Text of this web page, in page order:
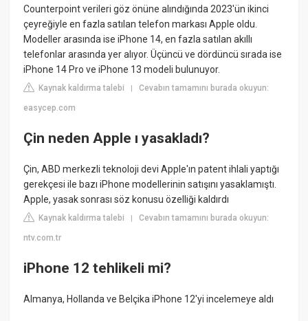
Counterpoint verileri göz önüne alındığında 2023'ün ikinci
çeyreğiyle en fazla satılan telefon markası Apple oldu.
Modeller arasında ise iPhone 14, en fazla satılan akıllı
telefonlar arasında yer alıyor. Üçüncü ve dördüncü sırada ise
iPhone 14 Pro ve iPhone 13 modeli bulunuyor.
Kaynak kaldırma talebi |Cevabın tamamını burada okuyun:
easycep.com
Çin neden Apple ı yasakladı?
Çin, ABD merkezli teknoloji devi Apple'ın patent ihlali yaptığı
gerekçesi ile bazı iPhone modellerinin satışını yasaklamıştı.
Apple, yasak sonrası söz konusu özelliği kaldırdı
Kaynak kaldırma talebi |Cevabın tamamını burada okuyun:
ntv.com.tr
iPhone 12 tehlikeli mi?
Almanya, Hollanda ve Belçika iPhone 12'yi incelemeye aldı